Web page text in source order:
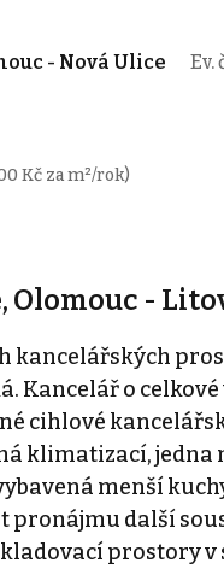
- Nová Ulice Ev.
Kč za m²/rok)
Olomouc -
kancelářských
Kancelář o celkové
cihlové
klimatizací, jedna
menší
další
prostory v